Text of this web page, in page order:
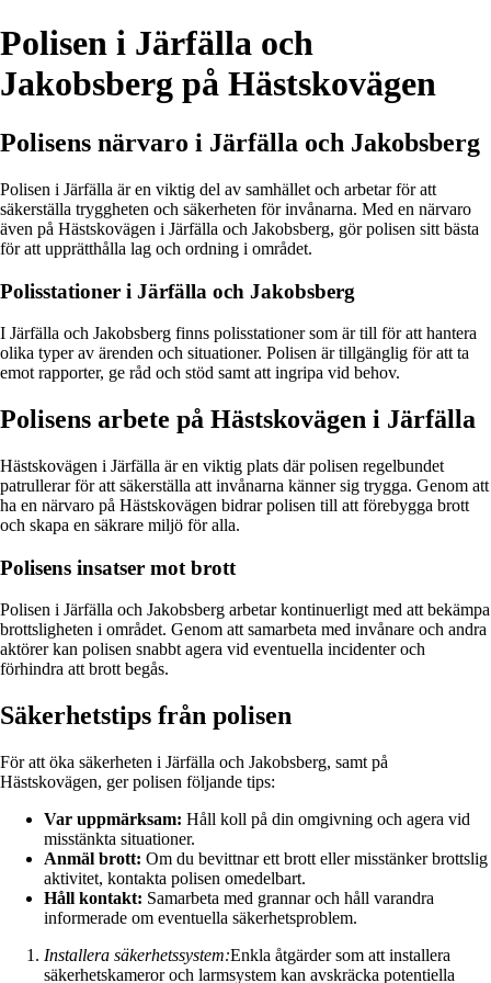
Polisen i Järfälla och
Jakobsberg på Hästskovägen
Polisens närvaro i Järfälla och Jakobsberg
Polisen i Järfälla är en viktig del av samhället och arbetar för att
säkerställa tryggheten och säkerheten för invånarna. Med en närvaro
även på Hästskovägen i Järfälla och Jakobsberg, gör polisen sitt bästa
för att upprätthålla lag och ordning i området.
Polisstationer i Järfälla och Jakobsberg
I Järfälla och Jakobsberg finns polisstationer som är till för att hantera
olika typer av ärenden och situationer. Polisen är tillgänglig för att ta
emot rapporter, ge råd och stöd samt att ingripa vid behov.
Polisens arbete på Hästskovägen i Järfälla
Hästskovägen i Järfälla är en viktig plats där polisen regelbundet
patrullerar för att säkerställa att invånarna känner sig trygga. Genom att
ha en närvaro på Hästskovägen bidrar polisen till att förebygga brott
och skapa en säkrare miljö för alla.
Polisens insatser mot brott
Polisen i Järfälla och Jakobsberg arbetar kontinuerligt med att bekämpa
brottsligheten i området. Genom att samarbeta med invånare och andra
aktörer kan polisen snabbt agera vid eventuella incidenter och
förhindra att brott begås.
Säkerhetstips från polisen
För att öka säkerheten i Järfälla och Jakobsberg, samt på
Hästskovägen, ger polisen följande tips:
Var uppmärksam: Håll koll på din omgivning och agera vid
misstänkta situationer.
Anmäl brott: Om du bevittnar ett brott eller misstänker brottslig
aktivitet, kontakta polisen omedelbart.
Håll kontakt: Samarbeta med grannar och håll varandra
informerade om eventuella säkerhetsproblem.
Installera säkerhetssystem:Enkla åtgärder som att installera
säkerhetskameror och larmsystem kan avskräcka potentiella